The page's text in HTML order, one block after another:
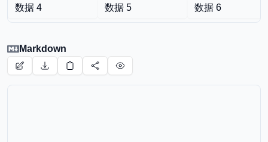
🌐URL转Markdown
编辑器和实用工具
Markdown